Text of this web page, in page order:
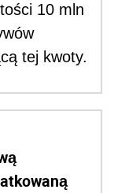
10 mln
tej kwoty.